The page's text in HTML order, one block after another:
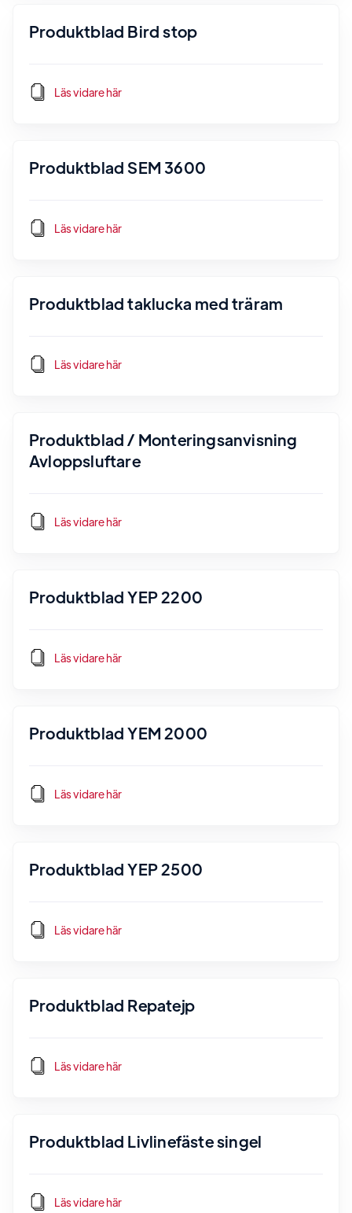
Produktblad Bird stop
Läs vidare här
Produktblad SEM 3600
Läs vidare här
Produktblad taklucka med träram
Läs vidare här
Produktblad / Monteringsanvisning
Avloppsluftare
Läs vidare här
Produktblad YEP 2200
Läs vidare här
Produktblad YEM 2000
Läs vidare här
Produktblad YEP 2500
Läs vidare här
Produktblad Repatejp
Läs vidare här
Produktblad Livlinefäste singel
Läs vidare här